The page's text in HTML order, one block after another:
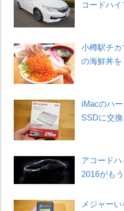
コードハ
小樽駅チ
の海鮮丼を
iMacのハ
SSDに交
アコードハ
2016がも
メジャー